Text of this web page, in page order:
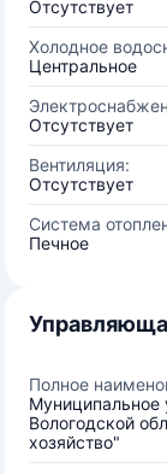
Отсутствует
Холодное
Центральное
Отсутствует
Вентиляция:
Отсутствует
Система
Печное
Полное
Муниципальное
Вологодской
хозяйство"